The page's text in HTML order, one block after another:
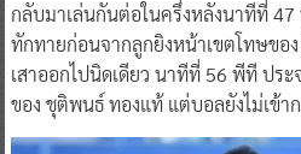
กลับมาเล่นกันต่อในครึ่งหลังนาทีที่
ทักทายก่อนจากลูกยิงหน้าเขตโทษขอ
เสาออกไปนิดเดียว นาทีที่ 56 พีที ปร
ของ ชุติพนธ์ ทองแท้ แต่บอลยังไม่เข้า